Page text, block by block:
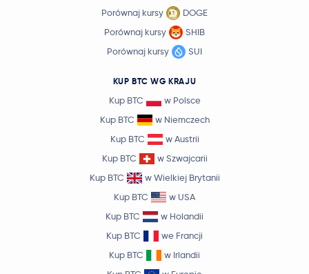
Porównaj kursy
DOGE
Porównaj kursy
SHIB
Porównaj kursy
SUI
KUP BTC WG KRAJU
Kup BTC
w Polsce
Kup BTC
w Niemczech
Kup BTC
w Austrii
Kup BTC
w Szwajcarii
Kup BTC
w Wielkiej Brytanii
Kup BTC
w USA
Kup BTC
w Holandii
Kup BTC
we Francji
Kup BTC
w Irlandii